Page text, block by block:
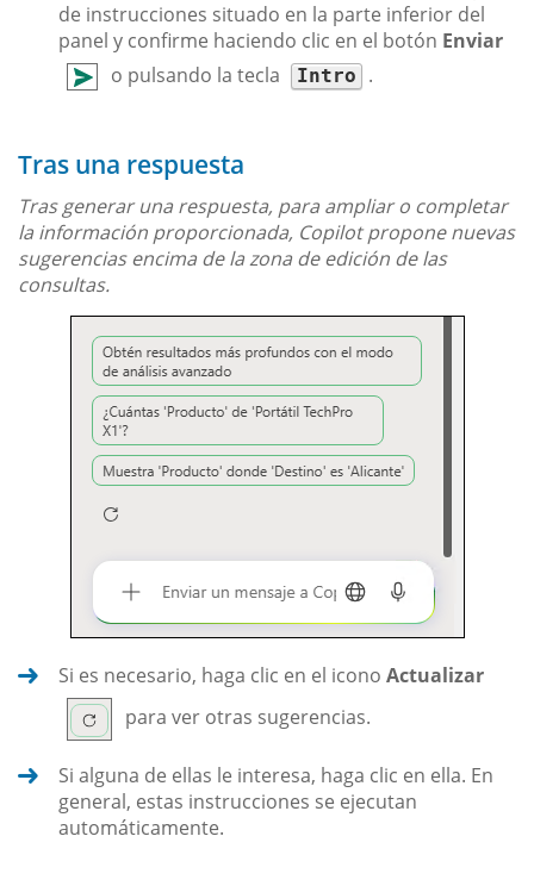
de instrucciones situado en la parte inferior del
panel y confirme haciendo clic en el botón Enviar
o pulsando la tecla
Intro .
Tras una respuesta
Tras generar una respuesta, para ampliar o completar
la información proporcionada, Copilot propone nuevas
sugerencias encima de la zona de edición de las
consultas.
Si es necesario, haga clic en el icono Actualizar
para ver otras sugerencias.
Si alguna de ellas le interesa, haga clic en ella. En
general, estas instrucciones se ejecutan
automáticamente.